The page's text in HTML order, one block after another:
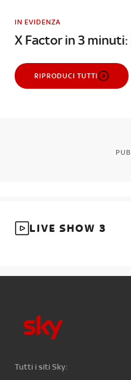
IN EVIDENZA
X Factor in 3
RIPRODUCI TUTTI
LIVE SHOW 3
Tutti i siti Sky: